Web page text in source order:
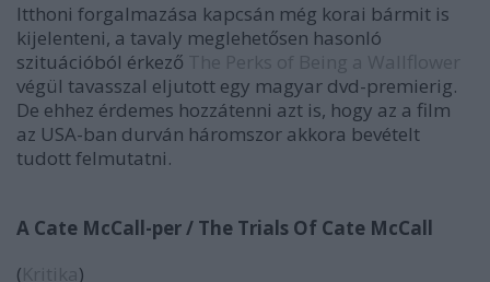
Itthoni forgalmazása kapcsán még korai bármit is
kijelenteni, a tavaly meglehetősen hasonló
szituációból érkező
végül tavasszal eljutott egy magyar dvd-premierig.
De ehhez érdemes hozzátenni azt is, hogy az a film
az USA-ban durván háromszor akkora bevételt
tudott felmutatni.
A Cate McCall-per / The Trials Of Cate McCall
(
)